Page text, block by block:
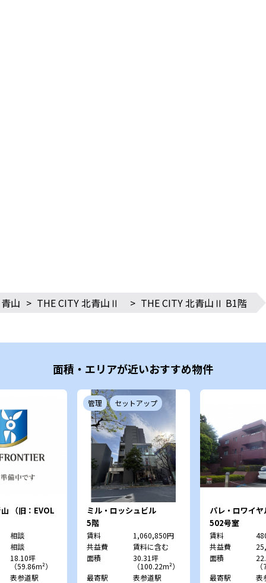
青山 > THE CITY 北青山Ⅱ > THE CITY 北青山Ⅱ B1階
面積・エリアが近いおすすめ物件
（旧：EVOL
相談
相談
18.10坪
（59.86m²）
表参道駅
管理 セットアップ
ミル・ロッシュビル
5階
賃料
1,060,850円
共益費
賃料に含む
面積
30.31坪
（100.22m²）
最寄駅
表参道駅
パレ・ロワイ
502号室
賃料
共益費
面積
最寄駅
表